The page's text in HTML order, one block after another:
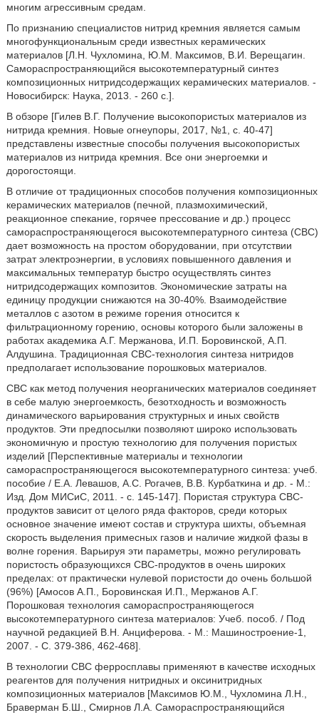
многим агрессивным средам.
По признанию специалистов нитрид кремния является самым
многофункциональным среди известных керамических
материалов [Л.Н. Чухломина, Ю.М. Максимов, В.И. Верещагин.
Самораспространяющийся высокотемпературный синтез
композиционных нитридсодержащих керамических материалов. -
Новосибирск: Наука, 2013. - 260 с.].
В обзоре [Гилев В.Г. Получение высокопористых материалов из
нитрида кремния. Новые огнеупоры, 2017, №1, с. 40-47]
представлены известные способы получения высокопористых
материалов из нитрида кремния. Все они энергоемки и
дорогостоящи.
В отличие от традиционных способов получения композиционных
керамических материалов (печной, плазмохимический,
реакционное спекание, горячее прессование и др.) процесс
самораспространяющегося высокотемпературного синтеза (СВС)
дает возможность на простом оборудовании, при отсутствии
затрат электроэнергии, в условиях повышенного давления и
максимальных температур быстро осуществлять синтез
нитридсодержащих композитов. Экономические затраты на
единицу продукции снижаются на 30-40%. Взаимодействие
металлов с азотом в режиме горения относится к
фильтрационному горению, основы которого были заложены в
работах академика А.Г. Мержанова, И.П. Боровинской, А.П.
Алдушина. Традиционная СВС-технология синтеза нитридов
предполагает использование порошковых материалов.
СВС как метод получения неорганических материалов соединяет
в себе малую энергоемкость, безотходность и возможность
динамического варьирования структурных и иных свойств
продуктов. Эти предпосылки позволяют широко использовать
экономичную и простую технологию для получения пористых
изделий [Перспективные материалы и технологии
самораспространяющегося высокотемпературного синтеза: учеб.
пособие / Е.А. Левашов, А.С. Рогачев, В.В. Курбаткина и др. - М.:
Изд. Дом МИСиС, 2011. - с. 145-147]. Пористая структура СВС-
продуктов зависит от целого ряда факторов, среди которых
основное значение имеют состав и структура шихты, объемная
скорость выделения примесных газов и наличие жидкой фазы в
волне горения. Варьируя эти параметры, можно регулировать
пористость образующихся СВС-продуктов в очень широких
пределах: от практически нулевой пористости до очень большой
(96%) [Амосов А.П., Боровинская И.П., Мержанов А.Г.
Порошковая технология самораспространяющегося
высокотемпературного синтеза материалов: Учеб. пособ. / Под
научной редакцией В.Н. Анциферова. - М.: Машиностроение-1,
2007. - С. 379-386, 462-468].
В технологии СВС ферросплавы применяют в качестве исходных
реагентов для получения нитридных и оксинитридных
композиционных материалов [Максимов Ю.М., Чухломина Л.Н.,
Браверман Б.Ш., Смирнов Л.А. Самораспространяющийся